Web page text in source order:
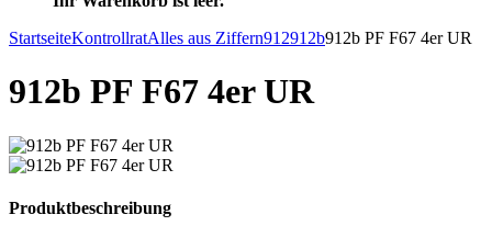
StartseiteKontrollratAlles aus Ziffern912912b912b PF F67 4er UR
912b PF F67 4er UR
Produktbeschreibung